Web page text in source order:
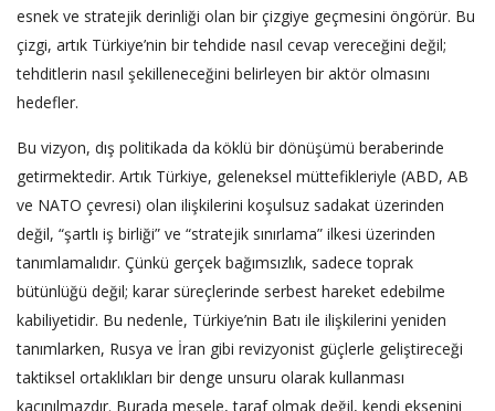
esnek ve stratejik derinliği olan bir çizgiye geçmesini öngörür. Bu
çizgi, artık Türkiye’nin bir tehdide nasıl cevap vereceğini değil;
tehditlerin nasıl şekilleneceğini belirleyen bir aktör olmasını
hedefler.
Bu vizyon, dış politikada da köklü bir dönüşümü beraberinde
getirmektedir. Artık Türkiye, geleneksel müttefikleriyle (ABD, AB
ve NATO çevresi) olan ilişkilerini koşulsuz sadakat üzerinden
değil, “şartlı iş birliği” ve “stratejik sınırlama” ilkesi üzerinden
tanımlamalıdır. Çünkü gerçek bağımsızlık, sadece toprak
bütünlüğü değil; karar süreçlerinde serbest hareket edebilme
kabiliyetidir. Bu nedenle, Türkiye’nin Batı ile ilişkilerini yeniden
tanımlarken, Rusya ve İran gibi revizyonist güçlerle geliştireceği
taktiksel ortaklıkları bir denge unsuru olarak kullanması
kaçınılmazdır. Burada mesele, taraf olmak değil, kendi eksenini